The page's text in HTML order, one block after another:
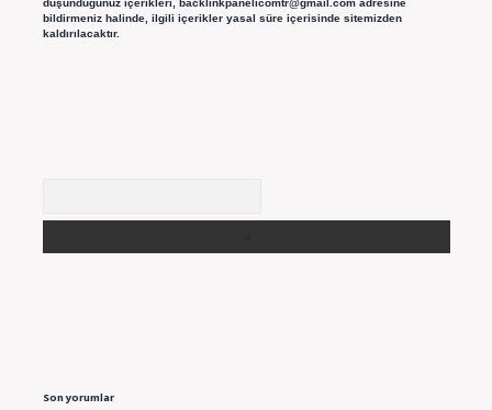
düşündüğünüz içerikleri, backlinkpanelicomtr@gmail.comadresine
bildirmeniz halinde, ilgili içerikler yasal süre içerisinde sitemizden
kaldırılacaktır.
Son yorumlar